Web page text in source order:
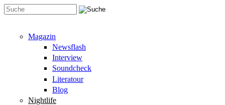
Magazin
Newsflash
Interview
Soundcheck
Literatour
Blog
Nightlife